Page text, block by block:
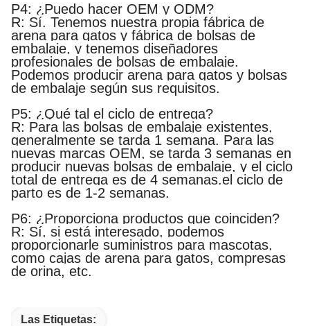
P4: ¿Puedo hacer OEM y ODM?
R: Sí. Tenemos nuestra propia fábrica de
arena para gatos y fábrica de bolsas de
embalaje, y tenemos diseñadores
profesionales de bolsas de embalaje.
Podemos producir arena para gatos y bolsas
de embalaje según sus requisitos.
P5: ¿Qué tal el ciclo de entrega?
R: Para las bolsas de embalaje existentes,
generalmente se tarda 1 semana. Para las
nuevas marcas OEM, se tarda 3 semanas en
producir nuevas bolsas de embalaje, y el ciclo
total de entrega es de 4 semanas.el ciclo de
parto es de 1-2 semanas.
P6: ¿Proporciona productos que coinciden?
R: Sí, si está interesado, podemos
proporcionarle suministros para mascotas,
como cajas de arena para gatos, compresas
de orina, etc.
Las Etiquetas: